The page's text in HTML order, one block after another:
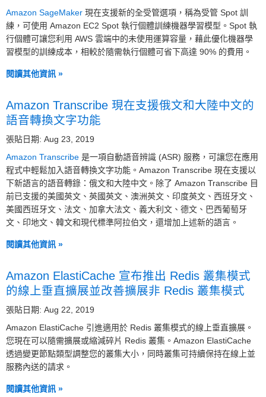
Amazon SageMaker 現在支援新的全受管選項，稱為受管 Spot 訓
練，可使用 Amazon EC2 Spot 執行個體訓練機器學習模型。Spot 執
行個體可讓您利用 AWS 雲端中的未使用運算容量，藉此優化機器學
習模型的訓練成本，相較於隨需執行個體可省下高達 90% 的費用。
閱讀其他資訊 »
Amazon Transcribe 現在支援俄文和大陸中文的
語音轉換文字功能
張貼日期: Aug 23, 2019
Amazon Transcribe 是一項自動語音辨識 (ASR) 服務，可讓您在應用
程式中輕鬆加入語音轉換文字功能。Amazon Transcribe 現在支援以
下新語言的語音轉錄：俄文和大陸中文。除了 Amazon Transcribe 目
前已支援的美國英文、英國英文、澳洲英文、印度英文、西班牙文、
美國西班牙文、法文、加拿大法文、義大利文、德文、巴西葡萄牙
文、印地文、韓文和現代標準阿拉伯文，還增加上述新的語言。
閱讀其他資訊 »
Amazon ElastiCache 宣布推出 Redis 叢集模式
的線上垂直擴展並改善擴展非 Redis 叢集模式
張貼日期: Aug 22, 2019
Amazon ElastiCache 引進適用於 Redis 叢集模式的線上垂直擴展。
您現在可以隨需擴展或縮減碎片 Redis 叢集。Amazon ElastiCache
透過變更節點類型調整您的叢集大小，同時叢集可持續保持在線上並
服務內送的請求。
閱讀其他資訊 »